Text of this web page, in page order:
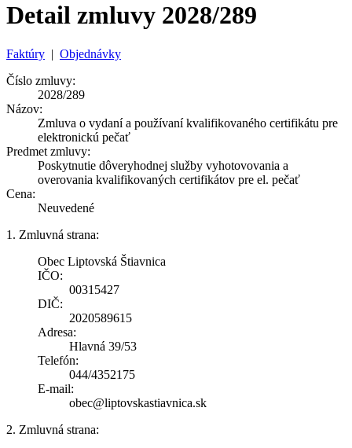
Detail zmluvy 2028/289
Faktúry | Objednávky
Číslo zmluvy:
2028/289
Názov:
Zmluva o vydaní a používaní kvalifikovaného certifikátu pre
elektronickú pečať
Predmet zmluvy:
Poskytnutie dôveryhodnej služby vyhotovovania a
overovania kvalifikovaných certifikátov pre el. pečať
Cena:
Neuvedené
1. Zmluvná strana:
Obec Liptovská Štiavnica
IČO:
00315427
DIČ:
2020589615
Adresa:
Hlavná 39/53
Telefón:
044/4352175
E-mail:
obec@liptovskastiavnica.sk
2. Zmluvná strana: